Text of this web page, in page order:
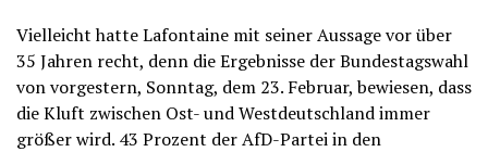
Vielleicht hatte Lafontaine mit seiner Aussage vor über
35 Jahren recht, denn die Ergebnisse der Bundestagswahl
von vorgestern, Sonntag, dem 23. Februar, bewiesen, dass
die Kluft zwischen Ost- und Westdeutschland immer
größer wird. 43 Prozent der AfD-Partei in den